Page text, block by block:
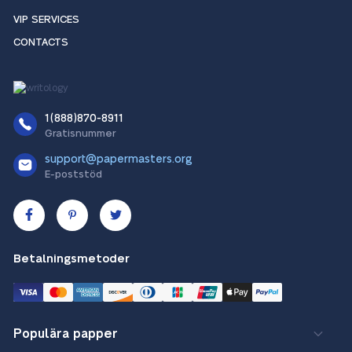
VIP SERVICES
CONTACTS
1(888)870-8911
Gratisnummer
support@papermasters.org
E-poststöd
Betalningsmetoder
Populära papper